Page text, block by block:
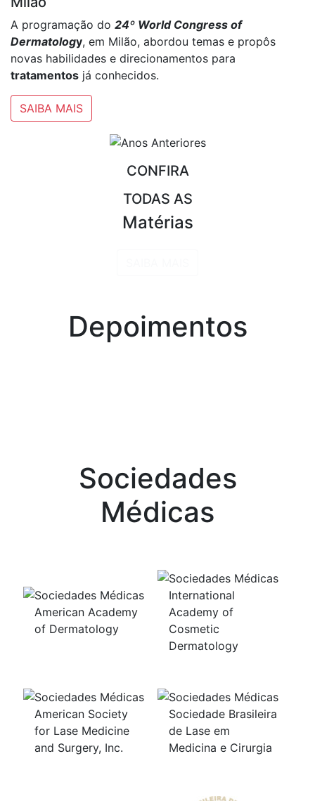
A programação do 24º World Congress of
Dermatology, em Milão, abordou temas e propôs
novas habilidades e direcionamentos para
tratamentos já conhecidos.
SAIBA MAIS
CONFIRA
TODAS AS
Matérias
Depoimentos
Sociedades
Médicas
American Academy
of Dermatology
International
Academy of
Cosmetic
Dermatology
American Society
for Lase Medicine
and Surgery, Inc.
Sociedade Brasileira
de Lase em
Medicina e Cirurgia